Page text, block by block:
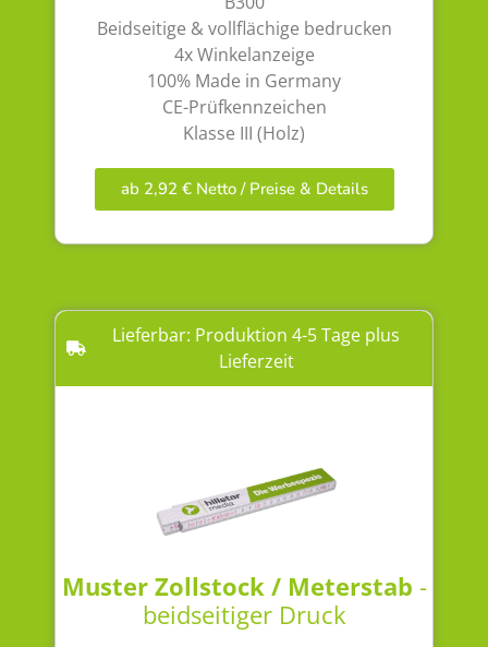
Beidseitige & vollflächige bedrucken
4x Winkelanzeige
100% Made in Germany
CE-Prüfkennzeichen
Klasse III (Holz)
ab 2,92 € Netto / Preise & Details
Lieferbar: Produktion 4-5 Tage plus
Lieferzeit
Muster Zollstock / Meterstab -
beidseitiger Druck